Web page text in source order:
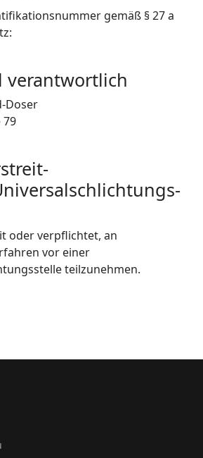
gemäß § 27 a
verantwortlich
Doser
79
oder verpflichtet, an
vor einer
teilzunehmen.